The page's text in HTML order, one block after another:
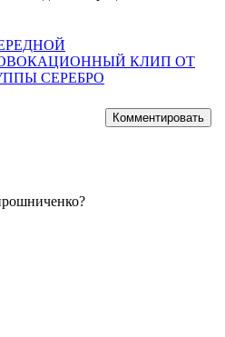
КЛИП ОТ
СЕРЕБРО
Комментировать